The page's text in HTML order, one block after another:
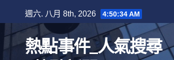
至
內
週六. 八月 8th, 2026 4:50:36 AM
熱點事件_人氣搜尋